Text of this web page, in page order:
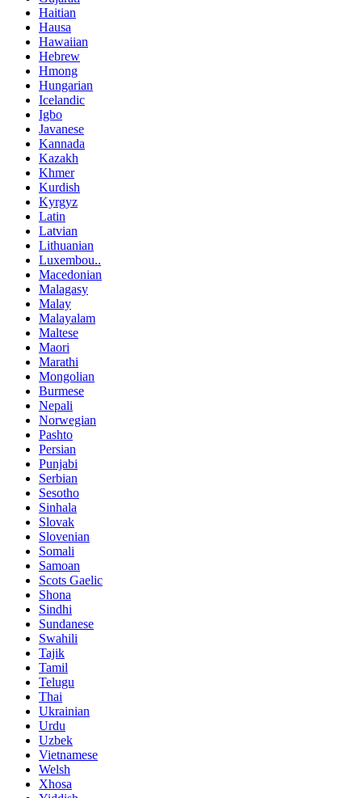
Haitian
Hausa
Hawaiian
Hebrew
Hmong
Hungarian
Icelandic
Igbo
Javanese
Kannada
Kazakh
Khmer
Kurdish
Kyrgyz
Latin
Latvian
Lithuanian
Luxembou..
Macedonian
Malagasy
Malay
Malayalam
Maltese
Maori
Marathi
Mongolian
Burmese
Nepali
Norwegian
Pashto
Persian
Punjabi
Serbian
Sesotho
Sinhala
Slovak
Slovenian
Somali
Samoan
Scots Gaelic
Shona
Sindhi
Sundanese
Swahili
Tajik
Tamil
Telugu
Thai
Ukrainian
Urdu
Uzbek
Vietnamese
Welsh
Xhosa